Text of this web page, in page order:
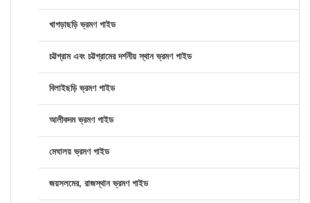
খাগড়াছড়ি ভ্রমণ গাইড
চট্টগ্রাম এবং চট্টগ্রামের দর্শনীয় স্থান ভ্রমণ গাইড
বিলাইছড়ি ভ্রমণ গাইড
আলীকদম ভ্রমণ গাইড
মেঘালয় ভ্রমণ গাইড
জয়সলমের, রাজস্থান ভ্রমণ গাইড